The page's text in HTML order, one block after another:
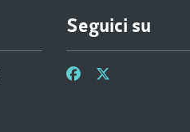
Seguici su